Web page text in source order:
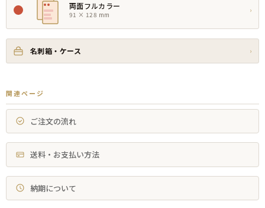
両面フルカラー
91 × 128 mm
›
名刺箱・ケース ›
関連ページ
ご注文の流れ
送料・お支払い方法
納期について